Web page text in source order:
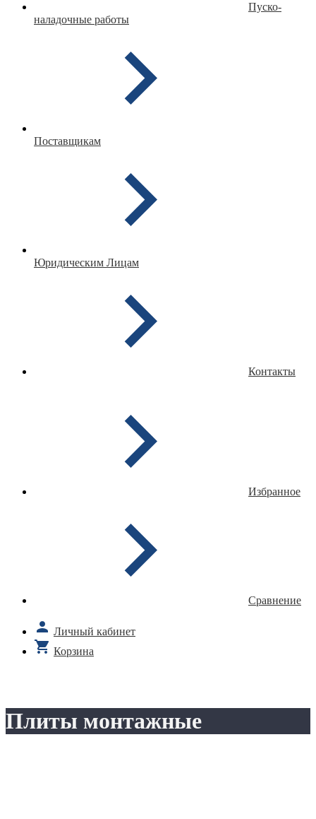
Пуско-
наладочные работы
Поставщикам
Юридическим Лицам
Контакты
Избранное
Сравнение
Личный кабинет
Корзина
Плиты монтажные